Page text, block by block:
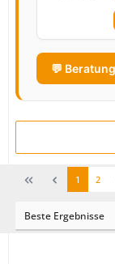
💬
1 2